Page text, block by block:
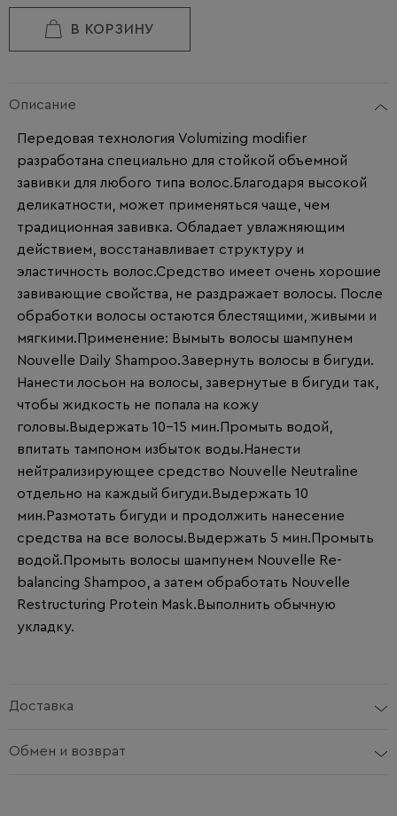
В КОРЗИНУ
Описание
Передовая технология Volumizing modifier
разработана специально для стойкой объемной
завивки для любого типа волос.Благодаря высокой
деликатности, может применяться чаще, чем
традиционная завивка. Обладает увлажняющим
действием, восстанавливает структуру и
эластичность волос.Средство имеет очень хорошие
завивающие свойства, не раздражает волосы. После
обработки волосы остаются блестящими, живыми и
мягкими.Применение: Вымыть волосы шампунем
Nouvelle Daily Shampoo.Завернуть волосы в бигуди.
Нанести лосьон на волосы, завернутые в бигуди так,
чтобы жидкость не попала на кожу
головы.Выдержать 10-15 мин.Промыть водой,
впитать тампоном избыток воды.Нанести
нейтрализирующее средство Nouvelle Neutraline
отдельно на каждый бигуди.Выдержать 10
мин.Размотать бигуди и продолжить нанесение
средства на все волосы.Выдержать 5 мин.Промыть
водой.Промыть волосы шампунем Nouvelle Re-
balancing Shampoo, а затем обработать Nouvelle
Restructuring Protein Mask.Выполнить обычную
укладку.
Доставка
Обмен и возврат